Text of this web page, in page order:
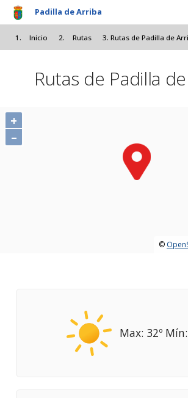
Pasar al contenido
Padilla de Arriba
Inicio Rutas Rutas de Padilla de
Rutas de Padilla
+
–
©
Max: 32º